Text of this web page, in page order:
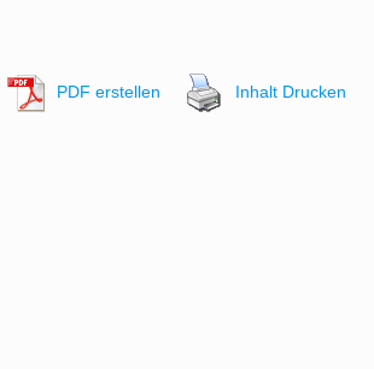
PDF erstellen Inhalt Drucken